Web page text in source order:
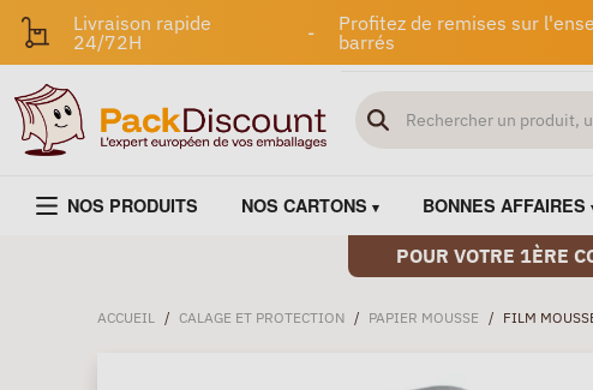
Livraison rapide
24/72H
-
Profitez de remises sur
barrés
NOS PRODUITS NOS CARTONS BONNES AFFAIRES
POUR VOTRE 1ÈRE
ACCUEIL / CALAGE ET PROTECTION / PAPIER MOUSSE / FILM